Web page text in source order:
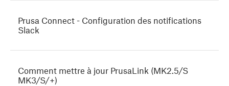
Prusa Connect - Configuration des notifications
Slack
Comment mettre à jour PrusaLink (MK2.5/S
MK3/S/+)